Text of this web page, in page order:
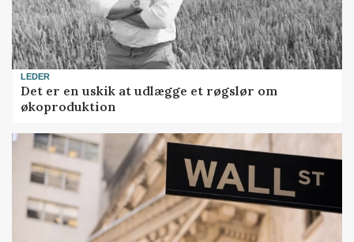
LEDER
Det er en uskik at udlægge et røgslør om
økoproduktion